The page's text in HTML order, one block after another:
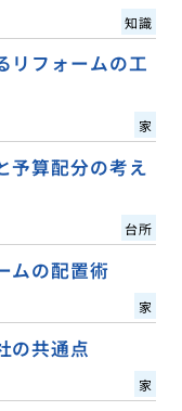
知識
リフォームの工
家
予算配分の考え
台所
ムの配置術
家
の共通点
家